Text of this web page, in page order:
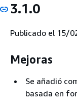
3.1.0
Publicado el 15/
Mejoras
Se añadió
basada en